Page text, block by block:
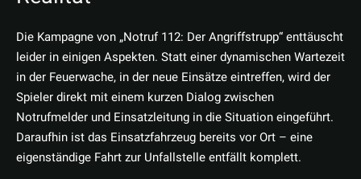
Die Kampagne von „Notruf 112: Der Angriffstrupp“ enttäuscht
leider in einigen Aspekten. Statt einer dynamischen Wartezeit
in der Feuerwache, in der neue Einsätze eintreffen, wird der
Spieler direkt mit einem kurzen Dialog zwischen
Notrufmelder und Einsatzleitung in die Situation eingeführt.
Daraufhin ist das Einsatzfahrzeug bereits vor Ort – eine
eigenständige Fahrt zur Unfallstelle entfällt komplett.